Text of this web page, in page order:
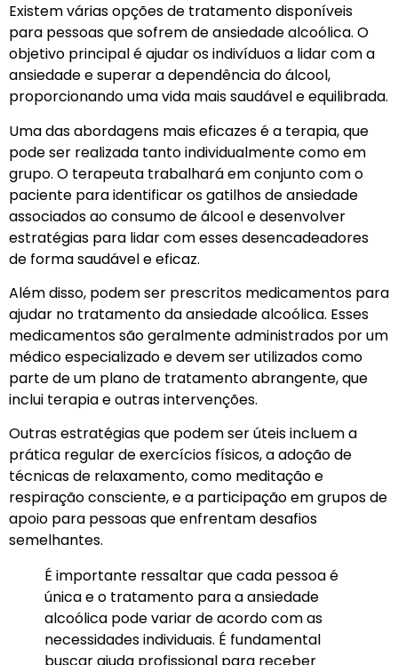
Existem várias opções de tratamento disponíveis
para pessoas que sofrem de ansiedade alcoólica. O
objetivo principal é ajudar os indivíduos a lidar com a
ansiedade e superar a dependência do álcool,
proporcionando uma vida mais saudável e equilibrada.
Uma das abordagens mais eficazes é a terapia, que
pode ser realizada tanto individualmente como em
grupo. O terapeuta trabalhará em conjunto com o
paciente para identificar os gatilhos de ansiedade
associados ao consumo de álcool e desenvolver
estratégias para lidar com esses desencadeadores
de forma saudável e eficaz.
Além disso, podem ser prescritos medicamentos para
ajudar no tratamento da ansiedade alcoólica. Esses
medicamentos são geralmente administrados por um
médico especializado e devem ser utilizados como
parte de um plano de tratamento abrangente, que
inclui terapia e outras intervenções.
Outras estratégias que podem ser úteis incluem a
prática regular de exercícios físicos, a adoção de
técnicas de relaxamento, como meditação e
respiração consciente, e a participação em grupos de
apoio para pessoas que enfrentam desafios
semelhantes.
É importante ressaltar que cada pessoa é
única e o tratamento para a ansiedade
alcoólica pode variar de acordo com as
necessidades individuais. É fundamental